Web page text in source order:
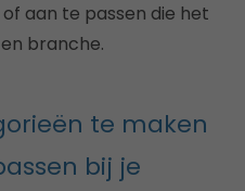
aan te passen die het
branche.
te maken
bij je